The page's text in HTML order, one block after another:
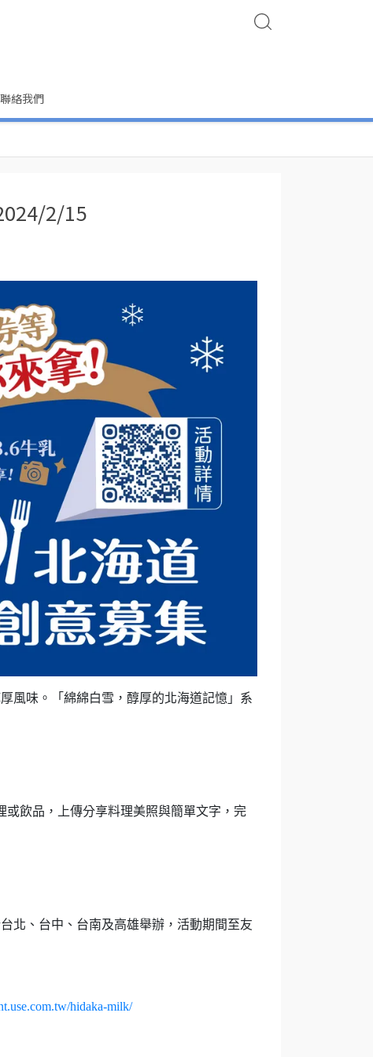
聯絡我們
2/15
風味。「綿綿白雪，醇厚的北海道記憶」系
或飲品，上傳分享料理美照與簡單文字，完
北、台中、台南及高雄舉辦，活動期間至友
hidaka-milk/